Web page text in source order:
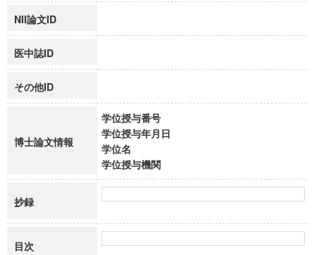
NII論文ID
医中誌ID
その他ID
博士論文情報
学位授与番号
学位授与年月日
学位名
学位授与機関
抄録
目次